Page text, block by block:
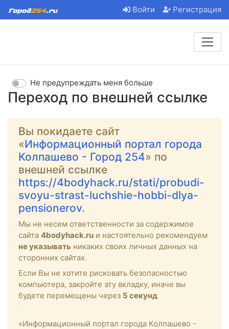
Войти Регистрация
Переход по внешней ссылке
Не предупреждать меня больше
Вы покидаете сайт
«Информационный портал города
Колпашево - Город 254» по
внешней ссылке
https://4bodyhack.ru/stati/probudi-
svoyu-strast-luchshie-hobbi-dlya-
pensionerov.
Мы не несем ответственности за содержимое
сайта 4bodyhack.ru и настоятельно рекомендуем
не указывать никаких своих личных данных на
сторонних сайтах.
Если Вы не хотите рисковать безопасностью
компьютера, закройте эту вкладку, иначе вы
будете перемещены через 5 секунд
«Информационный портал города Колпашево -